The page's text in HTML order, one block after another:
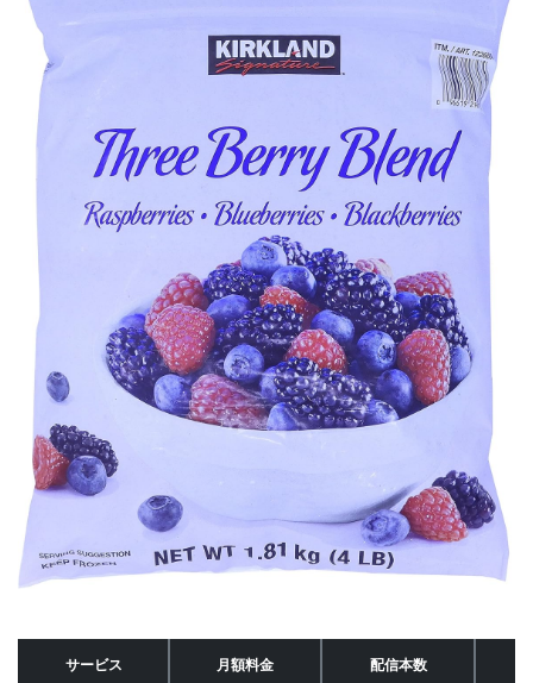
サービス 月額料金 配信本数